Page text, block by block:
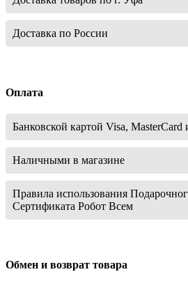
Доставка по России
Оплата
Банковской картой Visa, MasterCard
Наличными в магазине
Правила использования
Сертификата Робот Всем
Обмен и возврат товара